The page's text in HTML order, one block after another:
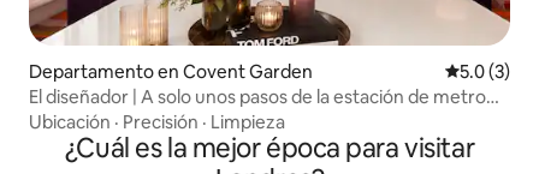
Departamento en Covent Garden
5.0 (3)
El diseñador | A solo unos pasos de la estación de metro
de Covent Garden
Ubicación · Precisión · Limpieza
¿Cuál es la mejor época para visitar